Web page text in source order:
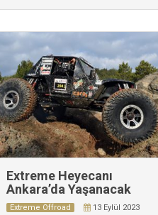
Extreme Heyecanı
Ankara’da Yaşanacak
Extreme Offroad 13 Eylül 2023